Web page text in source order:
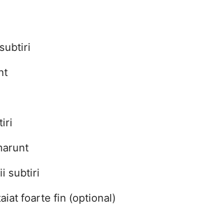
subtiri
foarte fin (optional)